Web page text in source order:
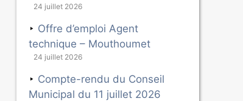
24 juillet 2026
Offre d’emploi Agent
technique – Mouthoumet
24 juillet 2026
Compte-rendu du Conseil
Municipal du 11 juillet 2026